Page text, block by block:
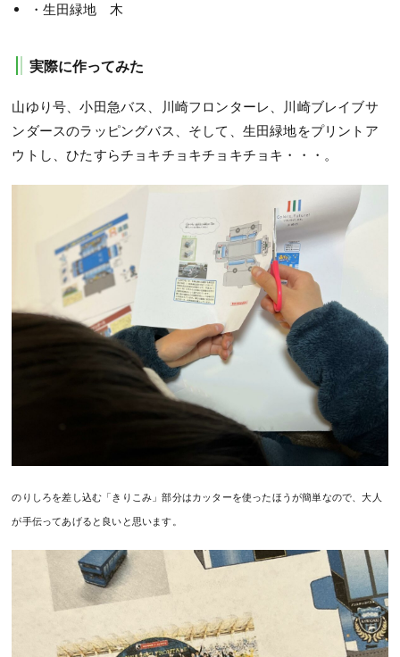
・生田緑地 木
実際に作ってみた
山ゆり号、小田急バス、川崎フロンターレ、川崎ブレイブサ
ンダースのラッピングバス、そして、生田緑地をプリントア
ウトし、ひたすらチョキチョキチョキチョキ・・・。
のりしろを差し込む「きりこみ」部分はカッターを使ったほうが簡単なので、大人
が手伝ってあげると良いと思います。